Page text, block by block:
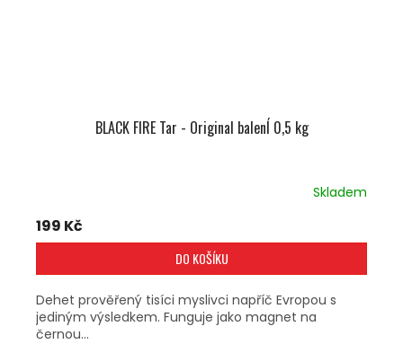
BLACK FIRE Tar - Original balenÍ 0,5 kg
Skladem
199 Kč
DO KOŠÍKU
Dehet prověřený tisíci myslivci napříč Evropou s
jediným výsledkem. Funguje jako magnet na
černou...